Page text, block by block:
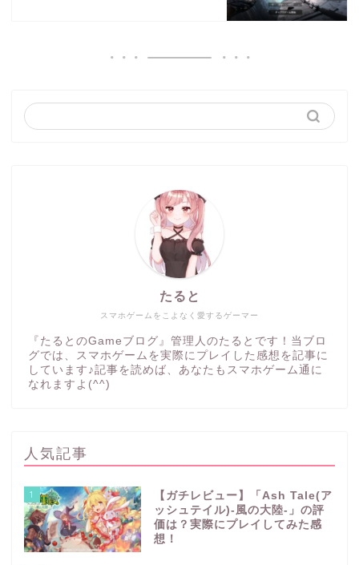
スマホゲームをこよなく愛するゲーマー
たると
『たるとのGameブログ』管理人のたるとです！当ブロ
グでは、スマホゲームを実際にプレイした感想を記事に
しています♪記事を読めば、あなたもスマホゲーム通に
なれますよ(^^)
人気記事
1
【ガチレビュー】「Ash Tale(ア
ッシュテイル)‐風の大陸‐」の評
価は？実際にプレイしてみた感
想！